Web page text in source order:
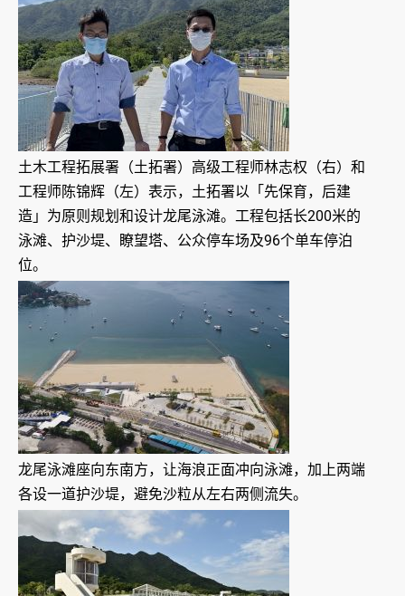
土木工程拓展署（土拓署）高级工程师林志权（右）和
工程师陈锦辉（左）表示，土拓署以「先保育，后建
造」为原则规划和设计龙尾泳滩。工程包括长200米的
泳滩、护沙堤、瞭望塔、公众停车场及96个单车停泊
位。
龙尾泳滩座向东南方，让海浪正面冲向泳滩，加上两端
各设一道护沙堤，避免沙粒从左右两侧流失。